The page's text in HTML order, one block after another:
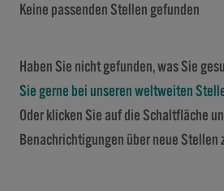
Keine passenden Stellen gefunden
Haben Sie nicht gefunden, was Sie
Sie gerne bei unseren weltweiten
Oder klicken Sie auf die Schaltfläche
Benachrichtigungen über neue Stellen